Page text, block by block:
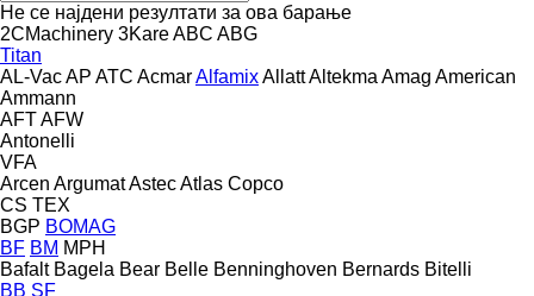
Не се најдени резултати за ова барање
2CMachinery 3KareABC ABG
Titan
AL-VacAP ATC AcmarAlfamixAllattAltekma Amag American
Ammann
AFTAFW
Antonelli
VFA
Arcen ArgumatAstecAtlas Copco
CS TEX
BGP BOMAG
BF BM MPH
Bafalt Bagela Bear Belle Benninghoven Bernards Bitelli
BB SF